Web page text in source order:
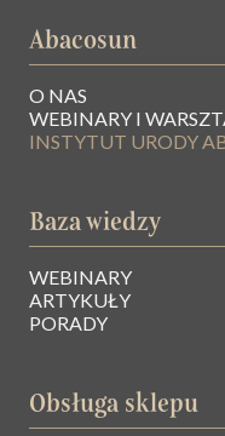
Baza wiedzy
WEBINARY
ARTYKUŁY
PORADY
Obsługa sklepu
Abacosun
O NAS
WEBINARY I
INSTYTUT URODY